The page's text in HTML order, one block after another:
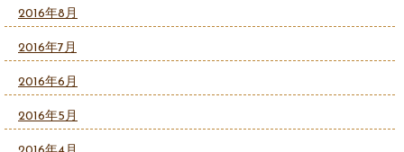
2016年8月
2016年7月
2016年6月
2016年5月